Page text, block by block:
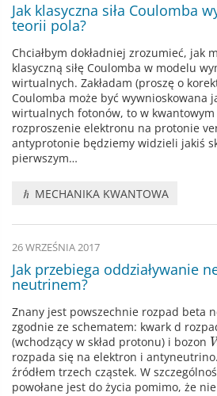
Jak klasyczna siła Coulomba
teorii pola?
Chciałbym dokładniej zrozumieć, jak
klasyczną siłę Coulomba w modelu
wirtualnych. Zakładam (proszę o
Coulomba może być wywnioskowana
wirtualnych fotonów, to w
rozproszenie elektronu na protonie
antyprotonie będziemy widzieli jakiś
pierwszym…
MECHANIKA KWANTOWA
26 WRZEŚNIA 2017
Jak przebiega oddziaływanie
neutrinem?
Znany jest powszechnie rozpad beta
zgodnie ze schematem: kwark d
(wchodzący w skład protonu) i bozon
rozpada się na elektron i
źródłem trzech cząstek. W
powołane jest do życia pomimo, że